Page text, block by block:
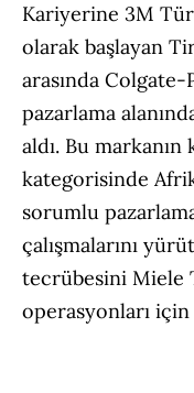
Kariyerine 3M
olarak başlayan
arasında
pazarlama
aldı. Bu
kategorisinde
sorumlu
çalışmalarını
tecrübesini Miele
operasyonları için